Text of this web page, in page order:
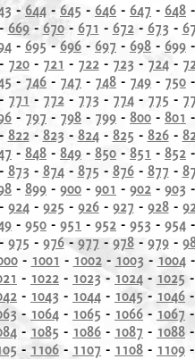
-644 - 645 - 646 - 647 - 648 -
669- 670- 671 - 672- 673 -
- 695- 696 - 697 - 698 - 699 -
720- 721 - 722- 723 - 724-
- 746 - 747 - 748 - 749 - 750 -
771 - 772- 773 - 774- 775 -
- 797 - 798 - 799 - 800 - 801 -
- 822- 823 - 824- 825 - 826-
- 848 - 849 - 850 - 851 - 852 -
873 - 874- 875 - 876- 877 -
- 899 - 900 - 901 - 902 - 903 -
- 924- 925 - 926- 927 - 928-
- 950 - 951 - 952 - 953 - 954 -
975 - 976-977- 978- 979-
- 1001 - 1002- 1003- 1004-
- 1022 - 1023 - 1024 - 1025 -
- 1043 - 1044 - 1045 - 1046 -
- 1064 - 1065 - 1066 - 1067 -
- 1085 - 1086 - 1087 - 1088 -
- 1106 - 1107 - 1108 - 1109 -